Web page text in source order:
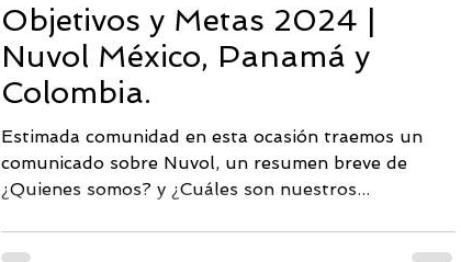
Objetivos y Metas 2024 |
Nuvol México, Panamá y
Colombia.
Estimada comunidad en esta ocasión traemos un
comunicado sobre Nuvol, un resumen breve de
¿Quienes somos? y ¿Cuáles son nuestros...